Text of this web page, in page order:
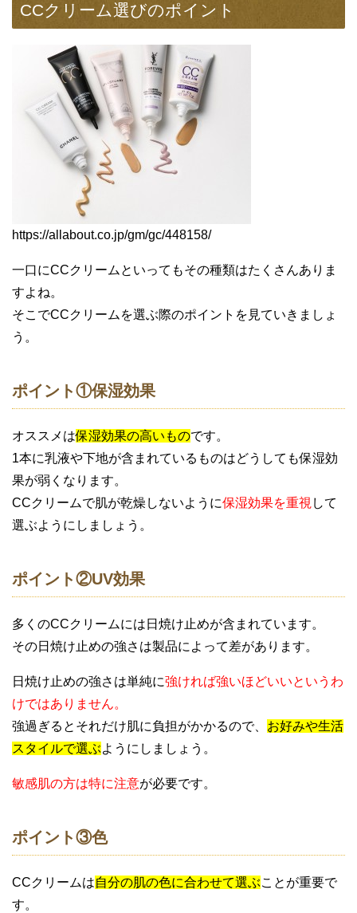
CCクリーム選びのポイント
https://allabout.co.jp/gm/gc/448158/
一口にCCクリームといってもその種類はたくさんありま
すよね。
そこでCCクリームを選ぶ際のポイントを見ていきましょ
う。
ポイント①保湿効果
オススメは保湿効果の高いものです。
1本に乳液や下地が含まれているものはどうしても保湿効
果が弱くなります。
CCクリームで肌が乾燥しないように保湿効果を重視 して
選ぶようにしましょう。
ポイント②UV効果
多くのCCクリームには日焼け止めが含まれています。
その日焼け止めの強さは製品によって差があります。
日焼け止めの強さは単純に強ければ強いほどいいというわ
けではありません。
強過ぎるとそれだけ肌に負担がかかるので、 お好みや生活
スタイルで選ぶようにしましょう。
敏感肌の方は特に注意が必要です。
ポイント③色
CCクリームは自分の肌の色に合わせて選ぶことが重要で
す。